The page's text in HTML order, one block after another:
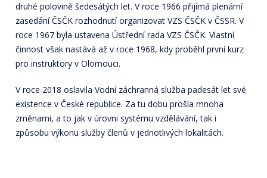
druhé polovině šedesátých let. V roce 1966 přijímá plenární
zasedání ČSČK rozhodnutí organizovat VZS ČSČK v ČSSR. V
roce 1967 byla ustavena Ústřední rada VZS ČSČK. Vlastní
činnost však nastává až v roce 1968, kdy proběhl první kurz
pro instruktory v Olomouci.
V roce 2018 oslavila Vodní záchranná služba padesát let své
existence v České republice. Za tu dobu prošla mnoha
změnami, a to jak v úrovni systému vzdělávání, tak i
způsobu výkonu služby členů v jednotlivých lokalitách.